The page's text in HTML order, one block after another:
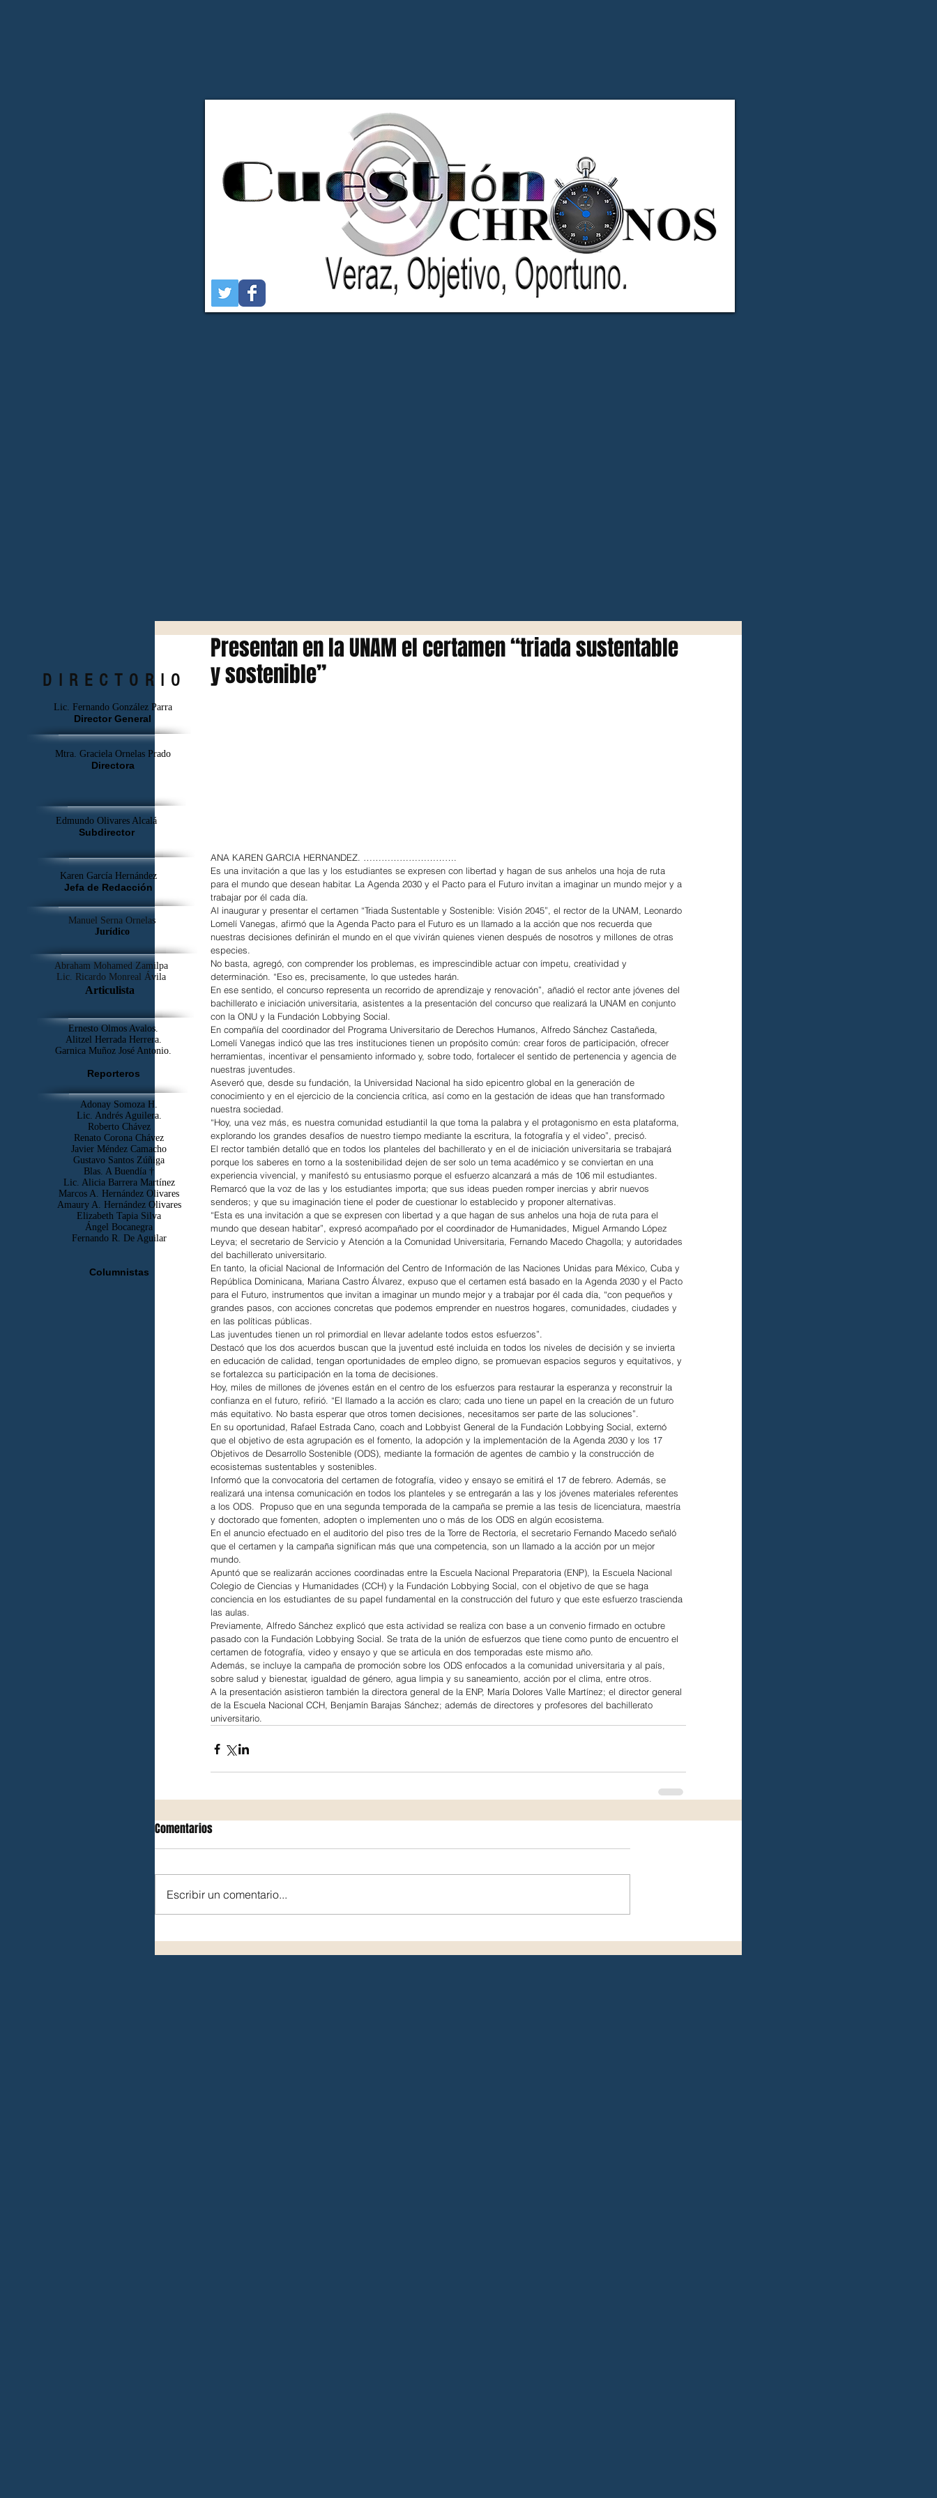
Presentan en la UNAM el certamen “triada sustentable
y sostenible”
ANA KAREN GARCIA HERNANDEZ. ………………………….
Es una invitación a que las y los estudiantes se expresen con libertad y hagan de sus anhelos una hoja de ruta
para el mundo que desean habitar. La Agenda 2030 y el Pacto para el Futuro invitan a imaginar un mundo mejor y a
trabajar por él cada día.
Al inaugurar y presentar el certamen “Triada Sustentable y Sostenible: Visión 2045”, el rector de la UNAM, Leonardo
Lomelí Vanegas, afirmó que la Agenda Pacto para el Futuro es un llamado a la acción que nos recuerda que
nuestras decisiones definirán el mundo en el que vivirán quienes vienen después de nosotros y millones de otras
especies.
No basta, agregó, con comprender los problemas, es imprescindible actuar con ímpetu, creatividad y
determinación. “Eso es, precisamente, lo que ustedes harán.
En ese sentido, el concurso representa un recorrido de aprendizaje y renovación”, añadió el rector ante jóvenes del
bachillerato e iniciación universitaria, asistentes a la presentación del concurso que realizará la UNAM en conjunto
con la ONU y la Fundación Lobbying Social.
En compañía del coordinador del Programa Universitario de Derechos Humanos, Alfredo Sánchez Castañeda,
Lomelí Vanegas indicó que las tres instituciones tienen un propósito común: crear foros de participación, ofrecer
herramientas, incentivar el pensamiento informado y, sobre todo, fortalecer el sentido de pertenencia y agencia de
nuestras juventudes.
Aseveró que, desde su fundación, la Universidad Nacional ha sido epicentro global en la generación de
conocimiento y en el ejercicio de la conciencia crítica, así como en la gestación de ideas que han transformado
nuestra sociedad.
“Hoy, una vez más, es nuestra comunidad estudiantil la que toma la palabra y el protagonismo en esta plataforma,
explorando los grandes desafíos de nuestro tiempo mediante la escritura, la fotografía y el video”, precisó.
El rector también detalló que en todos los planteles del bachillerato y en el de iniciación universitaria se trabajará
porque los saberes en torno a la sostenibilidad dejen de ser solo un tema académico y se conviertan en una
experiencia vivencial, y manifestó su entusiasmo porque el esfuerzo alcanzará a más de 106 mil estudiantes.
Remarcó que la voz de las y los estudiantes importa; que sus ideas pueden romper inercias y abrir nuevos
senderos; y que su imaginación tiene el poder de cuestionar lo establecido y proponer alternativas.
“Esta es una invitación a que se expresen con libertad y a que hagan de sus anhelos una hoja de ruta para el
mundo que desean habitar”, expresó acompañado por el coordinador de Humanidades, Miguel Armando López
Leyva; el secretario de Servicio y Atención a la Comunidad Universitaria, Fernando Macedo Chagolla; y autoridades
del bachillerato universitario.
En tanto, la oficial Nacional de Información del Centro de Información de las Naciones Unidas para México, Cuba y
República Dominicana, Mariana Castro Álvarez, expuso que el certamen está basado en la Agenda 2030 y el Pacto
para el Futuro, instrumentos que invitan a imaginar un mundo mejor y a trabajar por él cada día, “con pequeños y
grandes pasos, con acciones concretas que podemos emprender en nuestros hogares, comunidades, ciudades y
en las políticas públicas.
Las juventudes tienen un rol primordial en llevar adelante todos estos esfuerzos”.
Destacó que los dos acuerdos buscan que la juventud esté incluida en todos los niveles de decisión y se invierta
en educación de calidad, tengan oportunidades de empleo digno, se promuevan espacios seguros y equitativos, y
se fortalezca su participación en la toma de decisiones.
Hoy, miles de millones de jóvenes están en el centro de los esfuerzos para restaurar la esperanza y reconstruir la
confianza en el futuro, refirió. “El llamado a la acción es claro; cada uno tiene un papel en la creación de un futuro
más equitativo. No basta esperar que otros tomen decisiones, necesitamos ser parte de las soluciones”.
En su oportunidad, Rafael Estrada Cano, coach and Lobbyist General de la Fundación Lobbying Social, externó
que el objetivo de esta agrupación es el fomento, la adopción y la implementación de la Agenda 2030 y los 17
Objetivos de Desarrollo Sostenible (ODS), mediante la formación de agentes de cambio y la construcción de
ecosistemas sustentables y sostenibles.
Informó que la convocatoria del certamen de fotografía, video y ensayo se emitirá el 17 de febrero. Además, se
realizará una intensa comunicación en todos los planteles y se entregarán a las y los jóvenes materiales referentes
a los ODS.  Propuso que en una segunda temporada de la campaña se premie a las tesis de licenciatura, maestría
y doctorado que fomenten, adopten o implementen uno o más de los ODS en algún ecosistema.
En el anuncio efectuado en el auditorio del piso tres de la Torre de Rectoría, el secretario Fernando Macedo señaló
que el certamen y la campaña significan más que una competencia, son un llamado a la acción por un mejor
mundo.
Apuntó que se realizarán acciones coordinadas entre la Escuela Nacional Preparatoria (ENP), la Escuela Nacional
Colegio de Ciencias y Humanidades (CCH) y la Fundación Lobbying Social, con el objetivo de que se haga
conciencia en los estudiantes de su papel fundamental en la construcción del futuro y que este esfuerzo trascienda
las aulas.
Previamente, Alfredo Sánchez explicó que esta actividad se realiza con base a un convenio firmado en octubre
pasado con la Fundación Lobbying Social. Se trata de la unión de esfuerzos que tiene como punto de encuentro el
certamen de fotografía, video y ensayo y que se articula en dos temporadas este mismo año.
Además, se incluye la campaña de promoción sobre los ODS enfocados a la comunidad universitaria y al país,
sobre salud y bienestar, igualdad de género, agua limpia y su saneamiento, acción por el clima, entre otros.
A la presentación asistieron también la directora general de la ENP, María Dolores Valle Martínez; el director general
de la Escuela Nacional CCH, Benjamín Barajas Sánchez; además de directores y profesores del bachillerato
universitario.
Comentarios
Escribir un comentario...
DIRECTORIO
Lic. Fernando González Parra
Director General
Mtra. Graciela Ornelas Prado
Directora
Edmundo Olivares Alcalá
Subdirector
Karen García Hernández
Jefa de Redacción
Manuel Serna Ornelas
Jurídico
Abraham Mohamed Zamilpa
Lic. Ricardo Monreal Ávila
Articulista
Ernesto Olmos Avalos.
Alitzel Herrada Herrera.
Garnica Muñoz José Antonio.
Reporteros
Adonay Somoza H.
Lic. Andrés Aguilera.
Roberto Chávez
Renato Corona Chávez
Javier Méndez Camacho
Gustavo Santos Zúñiga
Blas. A Buendía †
​Lic. Alicia Barrera Martínez
Marcos A. Hernández Olivares
Amaury A. Hernández Olivares
Elizabeth Tapia Silva
Ángel Bocanegra
Fernando R. De Aguilar
Columnistas